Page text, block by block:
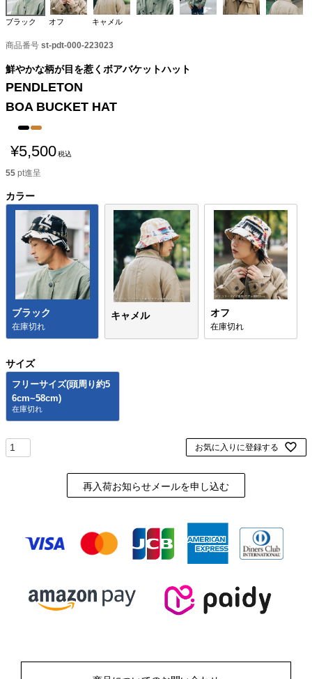
ブラック オフ キャメル
商品番号 st-pdt-000-223023
鮮やかな柄が目を惹くボアバケットハット
PENDLETON
BOA BUCKET HAT
¥5,500税込
55 pt進呈
カラー
ブラック
在庫切れ
キャメル オフ
在庫切れ
サイズ
フリーサイズ(頭周り約5
6cm~58cm)
お気に入りに登録する
再入荷お知らせメールを申し込む